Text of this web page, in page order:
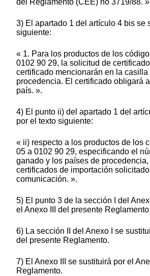
del Reglamento (CEE) no 3719/88.
3) El apartado 1 del artículo 4 bis se
siguiente:
« 1. Para los productos de los
0102 90 29, la solicitud de
certificado mencionarán en la
procedencia. El certificado obligará
país. ».
4) El punto ii) del apartado 1 del
por el texto siguiente:
« ii) respecto a los productos de los
05 a 0102 90 29, especificando el
ganado y los países de
certificados de importación
comunicación. ».
5) El punto 3 de la sección I del
el Anexo III del presente Reglamento.
6) La sección II del Anexo I se
del presente Reglamento.
7) El Anexo III se sustituirá por el
Reglamento.